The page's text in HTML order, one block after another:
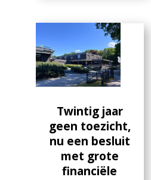
Twintig jaar
geen toezicht,
nu een besluit
met grote
financiële